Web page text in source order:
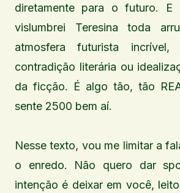
diretamente para o futuro.
vislumbrei Teresina toda
atmosfera futurista incrível,
contradição literária ou
da ficção. É algo tão, tão
sente 2500 bem aí.
Nesse texto, vou me limitar a
o enredo. Não quero dar
intenção é deixar em você,